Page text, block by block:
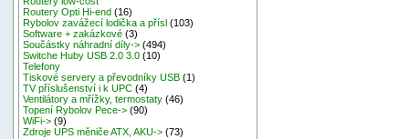
Routery Opti Hi-end (16)
Rybolov zavážecí lodička a přísl (103)
Software + zakázkové (3)
Součástky náhradní díly-> (494)
Switche Huby USB 2.0 3.0 (10)
Telefony
Tiskové servery a převodníky USB (1)
TV příslušenství i k UPC (4)
Ventilátory a mřížky, termostaty (46)
Topení Rybolov Pece-> (90)
WiFi-> (9)
Zdroje UPS měniče ATX, AKU-> (73)